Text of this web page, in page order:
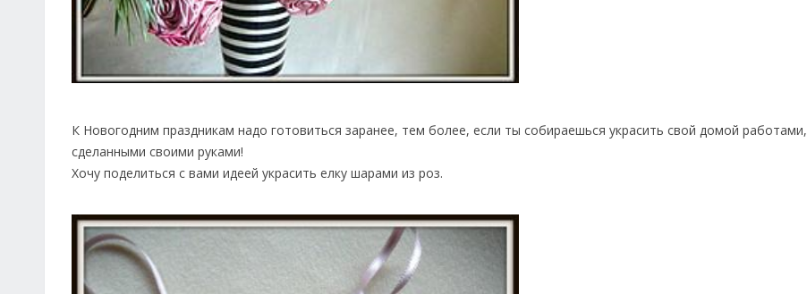
К Новогодним праздникам надо готовиться заранее, тем более, если ты собираешься украсить свой домой работами,
сделанными своими руками!
Хочу поделиться с вами идеей украсить елку шарами из роз.